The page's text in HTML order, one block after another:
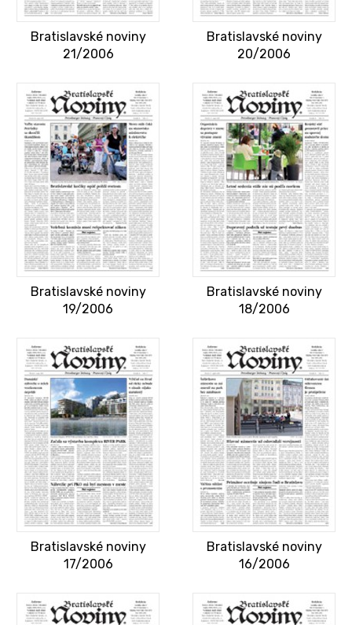
Bratislavské noviny
21/2006
Bratislavské noviny
20/2006
Bratislavské noviny
19/2006
Bratislavské noviny
18/2006
Bratislavské noviny
17/2006
Bratislavské noviny
16/2006